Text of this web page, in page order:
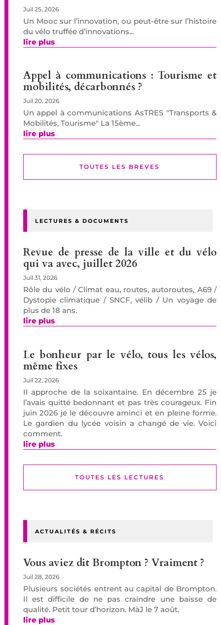
Juil 25, 2026
Un Mooc sur l’innovation, ou peut-être sur l’histoire
du vélo truffée d’innovations...
lire plus
Appel à communications : Tourisme et
mobilités, décarbonnés ?
Juil 20, 2026
Un appel à communications AsTRES "Transports &
Mobilités, Tourisme" La 15ème...
lire plus
TOUTES LES BREVES
LECTURES & DOCUMENTS
Revue de presse de la ville et du vélo
qui va avec, juillet 2026
Juil 31, 2026
Rôle du vélo / Climat eau, routes, autoroutes, A69 /
Dystopie climatique / SNCF, vélib / Un voyage de
plus de 18 ans.
lire plus
Le bonheur par le vélo, tous les vélos,
même fixes
Juil 22, 2026
Il approche de la soixantaine. En décembre 25 je
l’avais quitté bedonnant et pas très courageux. Fin
juin 2026 je le découvre aminci et en pleine forme.
Le gardien du lycée voisin a changé de vie. Voici
comment.
lire plus
TOUTES LES LECTURES
ACTUALITÉS & RÉCITS
Vous aviez dit Brompton ? Vraiment ?
Juil 28, 2026
Plusieurs sociétés entrent au capital de Brompton.
Il est difficile de ne pas craindre une baisse de
qualité. Petit tour d’horizon. MàJ le 7 août.
lire plus